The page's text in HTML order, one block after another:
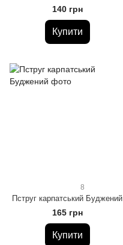
140 грн
Купити
8
Пструг карпатський Буджений
165 грн
Купити